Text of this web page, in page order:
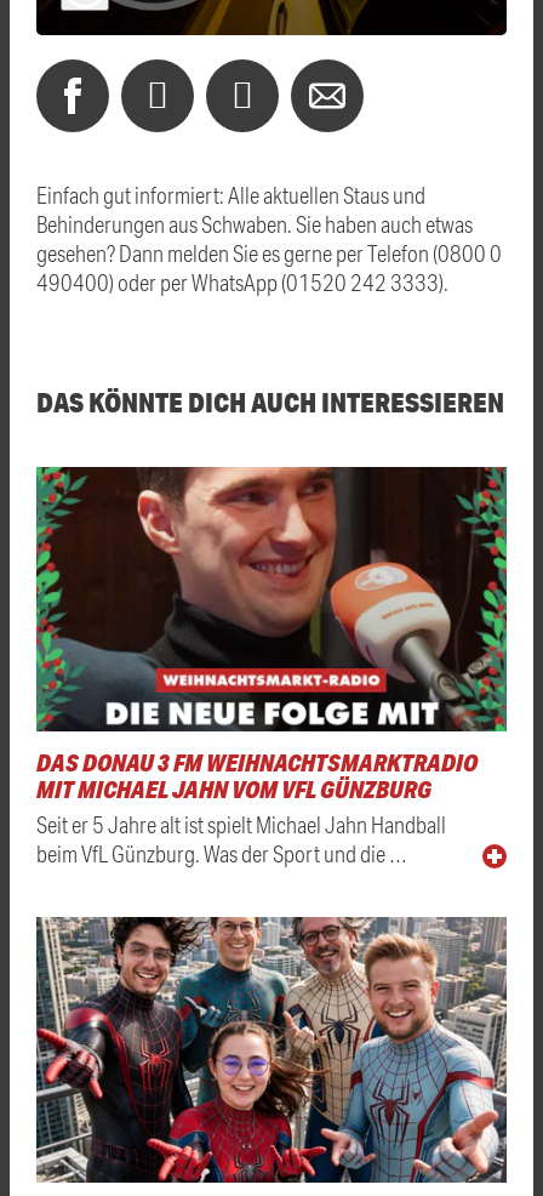
Einfach gut informiert: Alle aktuellen Staus und
Behinderungen aus Schwaben. Sie haben auch etwas
gesehen? Dann melden Sie es gerne per Telefon (0800 0
490400) oder per WhatsApp (01520 242 3333).
DAS KÖNNTE DICH AUCH INTERESSIEREN
DAS DONAU 3 FM WEIHNACHTSMARKTRADIO
MIT MICHAEL JAHN VOM VFL GÜNZBURG
Seit er 5 Jahre alt ist spielt Michael Jahn Handball
beim VfL Günzburg. Was der Sport und die …